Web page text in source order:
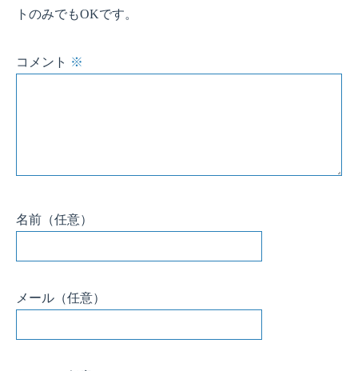
トのみでもOKです。
コメント ※
名前 （任意）
メール （任意）